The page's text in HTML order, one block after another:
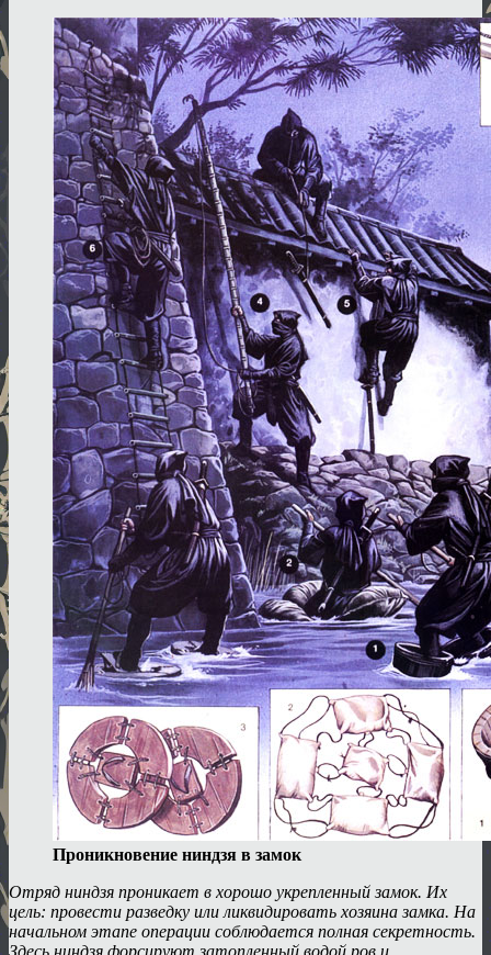
Проникновение ниндзя в замок
Отряд ниндзя проникает в хорошо укрепленный замок. Их
цель: провести разведку или ликвидировать хозяина замка. На
начальном этапе операции соблюдается полная секретность.
Здесь ниндзя форсируют затопленный водой ров и